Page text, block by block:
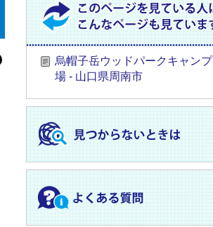
烏帽子岳ウッドパークキャンプ
場 - 山口県周南市